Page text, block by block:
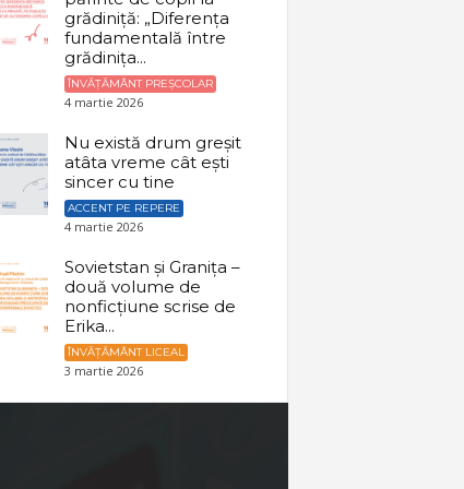
grădiniță: „Diferența
fundamentală între
grădinița...
ÎNVĂȚĂMÂNT PREȘCOLAR
4 martie 2026
Nu există drum greșit
atâta vreme cât ești
sincer cu tine
ACCENT PE REPERE
4 martie 2026
Sovietstan și Granița –
două volume de
nonficțiune scrise de
Erika...
ÎNVĂȚĂMÂNT LICEAL
3 martie 2026